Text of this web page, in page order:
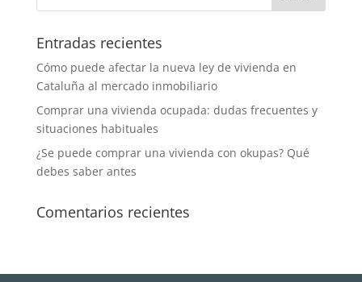
Entradas recientes
Cómo puede afectar la nueva ley de vivienda en
Cataluña al mercado inmobiliario
Comprar una vivienda ocupada: dudas frecuentes y
situaciones habituales
¿Se puede comprar una vivienda con okupas? Qué
debes saber antes
Comentarios recientes